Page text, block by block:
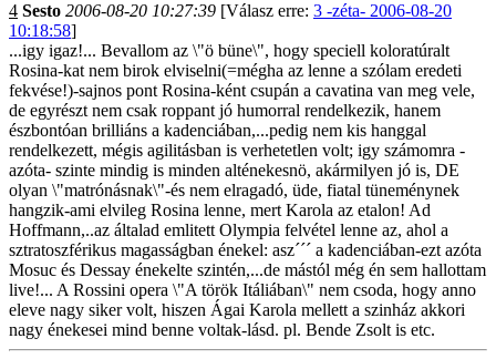
4 Sesto 2006-08-20 10:27:39 [Válasz erre: 3 -zéta- 2006-08-20
10:18:58]
...igy igaz!... Bevallom az \"ö büne\", hogy speciell koloratúralt
Rosina-kat nem birok elviselni(=mégha az lenne a szólam eredeti
fekvése!)-sajnos pont Rosina-ként csupán a cavatina van meg vele,
de egyrészt nem csak roppant jó humorral rendelkezik, hanem
észbontóan brilliáns a kadenciában,...pedig nem kis hanggal
rendelkezett, mégis agilitásban is verhetetlen volt; igy számomra -
azóta- szinte mindig is minden alténekesnö, akármilyen jó is, DE
olyan \"matrónásnak\"-és nem elragadó, üde, fiatal tüneménynek
hangzik-ami elvileg Rosina lenne, mert Karola az etalon! Ad
Hoffmann,..az általad emlitett Olympia felvétel lenne az, ahol a
sztratoszférikus magasságban énekel: asz´´´ a kadenciában-ezt azóta
Mosuc és Dessay énekelte szintén,...de mástól még én sem hallottam
live!... A Rossini opera \"A török Itáliában\" nem csoda, hogy anno
eleve nagy siker volt, hiszen Ágai Karola mellett a szinház akkori
nagy énekesei mind benne voltak-lásd. pl. Bende Zsolt is etc.